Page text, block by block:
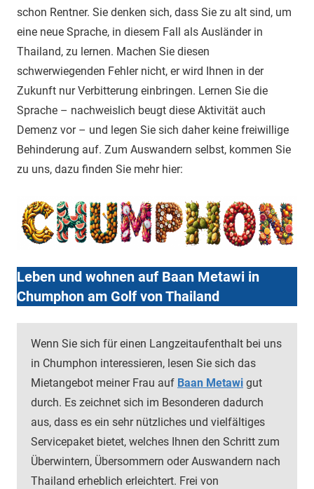
schon Rentner. Sie denken sich, dass Sie zu alt sind, um
eine neue Sprache, in diesem Fall als Ausländer in
Thailand, zu lernen. Machen Sie diesen
schwerwiegenden Fehler nicht, er wird Ihnen in der
Zukunft nur Verbitterung einbringen. Lernen Sie die
Sprache – nachweislich beugt diese Aktivität auch
Demenz vor – und legen Sie sich daher keine freiwillige
Behinderung auf. Zum Auswandern selbst, kommen Sie
zu uns, dazu finden Sie mehr hier:
Leben und wohnen auf Baan Metawi in
Chumphon am Golf von Thailand
Wenn Sie sich für einen Langzeitaufenthalt bei uns
in Chumphon interessieren, lesen Sie sich das
Mietangebot meiner Frau auf Baan Metawi gut
durch. Es zeichnet sich im Besonderen dadurch
aus, dass es ein sehr nützliches und vielfältiges
Servicepaket bietet, welches Ihnen den Schritt zum
Überwintern, Übersommern oder Auswandern nach
Thailand erheblich erleichtert. Frei von